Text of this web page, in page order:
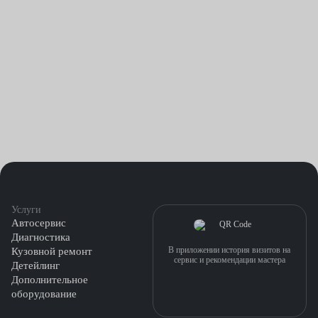
Услуги
Автосервис
Диагностика
Кузовной ремонт
Детейлинг
Дополнительное
оборудование
В приложении история визитов на
сервис и рекомендации мастера